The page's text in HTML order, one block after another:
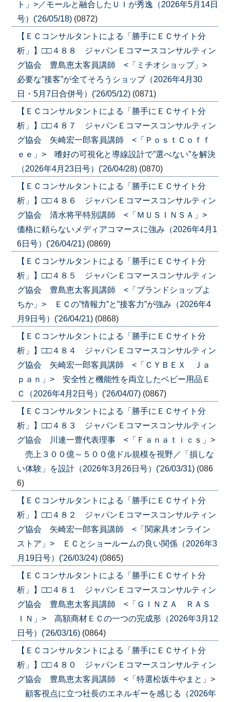
ト」>／モールと融合したＵＩが秀逸（2026年5月14日
号）('26/05/18) (0872)
【ＥＣコンサルタントによる「勝手にＥＣサイト分
析」】□□４８８ ジャパンＥコマースコンサルティン
グ協会 豊島恵太客員講師 <「ミチオショップ」>
必要な”接客”が全てそろうショップ（2026年4月30
日・5月7日合併号）('26/05/12) (0871)
【ＥＣコンサルタントによる「勝手にＥＣサイト分
析」】□□４８７ ジャパンＥコマースコンサルティン
グ協会 矢崎宏一郎客員講師 <「ＰｏｓｔＣｏｆｆ
ｅｅ」> 嗜好の可視化と導線設計で”選べない”を解決
（2026年4月23日号）('26/04/28) (0870)
【ＥＣコンサルタントによる「勝手にＥＣサイト分
析」】□□４８６ ジャパンＥコマースコンサルティン
グ協会 清水将平特別講師 <「ＭＵＳＩＮＳＡ」>
価格に頼らないメディアコマースに強み（2026年4月1
6日号）('26/04/21) (0869)
【ＥＣコンサルタントによる「勝手にＥＣサイト分
析」】□□４８５ ジャパンＥコマースコンサルティン
グ協会 豊島恵太客員講師 <「ブランドショップよ
ちか」> ＥＣの”情報力”と”接客力”が強み（2026年4
月9日号）('26/04/21) (0868)
【ＥＣコンサルタントによる「勝手にＥＣサイト分
析」】□□４８４ ジャパンＥコマースコンサルティン
グ協会 矢崎宏一郎客員講師 <「ＣＹＢＥＸ Ｊａ
ｐａｎ」> 安全性と機能性を両立したベビー用品Ｅ
Ｃ（2026年4月2日号）('26/04/07) (0867)
【ＥＣコンサルタントによる「勝手にＥＣサイト分
析」】□□４８３ ジャパンＥコマースコンサルティン
グ協会 川連一豊代表理事 <「Ｆａｎａｔｉｃｓ」>
売上３００億～５００億ドル規模を視野／「損しな
い体験」を設計（2026年3月26日号）('26/03/31) (086
6)
【ＥＣコンサルタントによる「勝手にＥＣサイト分
析」】□□４８２ ジャパンＥコマースコンサルティン
グ協会 矢崎宏一郎客員講師 <「関家具オンライン
ストア」> ＥＣとショールームの良い関係（2026年3
月19日号）('26/03/24) (0865)
【ＥＣコンサルタントによる「勝手にＥＣサイト分
析」】□□４８１ ジャパンＥコマースコンサルティン
グ協会 豊島恵太客員講師 <「ＧＩＮＺＡ ＲＡＳ
ＩＮ」> 高額商材ＥＣの一つの完成形（2026年3月12
日号）('26/03/16) (0864)
【ＥＣコンサルタントによる「勝手にＥＣサイト分
析」】□□４８０ ジャパンＥコマースコンサルティン
グ協会 豊島恵太客員講師 <「特選松坂牛やまと」>
顧客視点に立つ社長のエネルギーを感じる（2026年